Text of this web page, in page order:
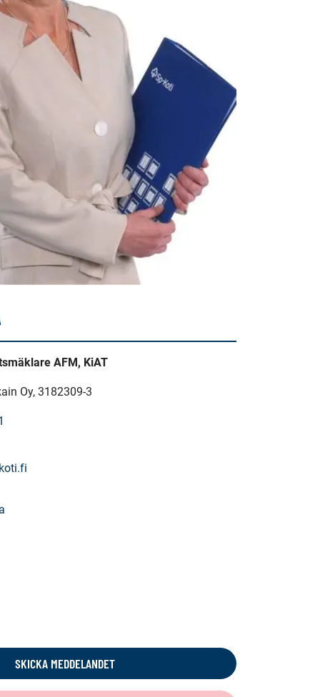
AFM, KiAT
Oy, 3182309-3
SKICKA MEDDELANDET